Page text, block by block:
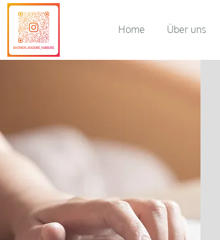
Home Über uns